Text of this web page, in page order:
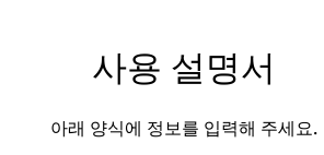
사용 설명서
아래 양식에 정보를 입력해 주세요.